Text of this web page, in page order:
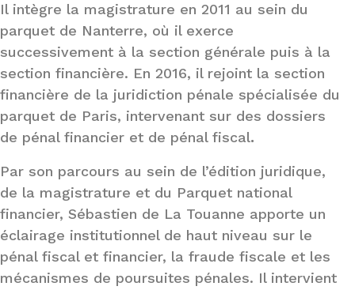
Il intègre la magistrature en 2011 au sein du
parquet de Nanterre, où il exerce
successivement à la section générale puis à la
section financière. En 2016, il rejoint la section
financière de la juridiction pénale spécialisée du
parquet de Paris, intervenant sur des dossiers
de pénal financier et de pénal fiscal.
Par son parcours au sein de l’édition juridique,
de la magistrature et du Parquet national
financier, Sébastien de La Touanne apporte un
éclairage institutionnel de haut niveau sur le
pénal fiscal et financier, la fraude fiscale et les
mécanismes de poursuites pénales. Il intervient